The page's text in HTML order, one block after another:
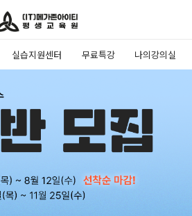
실습지원센터 무료특강 나의강의실